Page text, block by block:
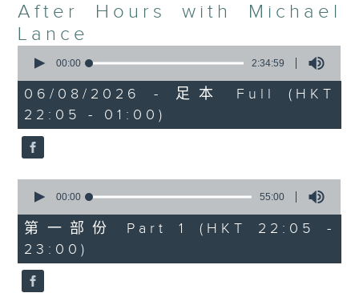
rhythm. Rediscover your favorites
and uncover hidden gems, as
'After Hours' gives you the
perfect soundtrack to your late-
night adventures.
So, whether you’re sliding into
your comfy chair, grabbing the
wheel, or surrendering to the
magic of the night, tune in to
After Hours with Michael Lance
Weekdays 10:05pm to 1am - On Air
- Online - On Radio 3
After Hours with Michael
Lance
seconds
2
hours,
34
minutes,
59
seconds
00:00 2:34:59
06/08/2026 - 足本 Full (HKT
22:05 - 01:00)
seconds
55
minutes,
0
seconds
00:00 55:00
第一部份 Part 1 (HKT 22:05 -
23:00)